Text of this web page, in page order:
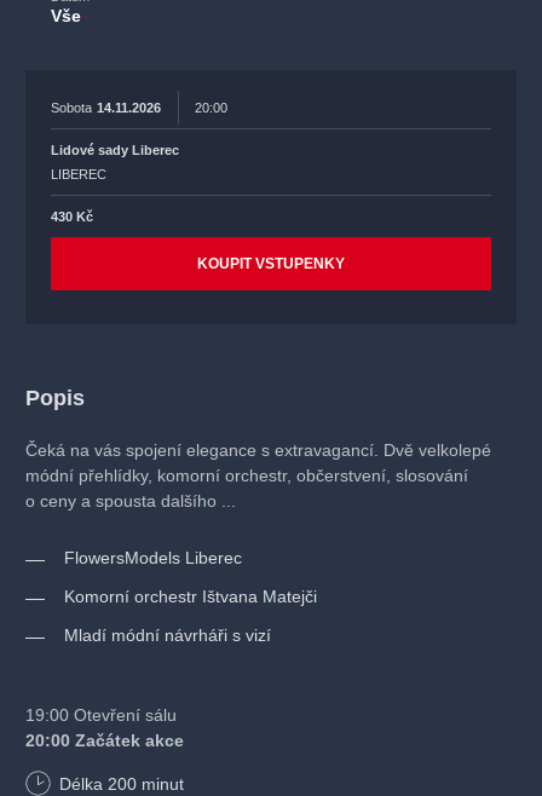
Vše
Sobota 14.11.2026 20:00
Lidové sady Liberec
LIBEREC
430 Kč
KOUPIT VSTUPENKY
Popis
Čeká na vás spojení elegance s extravagancí. Dvě velkolepé
módní přehlídky, komorní orchestr, občerstvení, slosování
o ceny a spousta dalšího ...
FlowersModels Liberec
Komorní orchestr Ištvana Matejči
Mladí módní návrháři s vizí
19:00 Otevření sálu
20:00 Začátek akce
Délka 200 minut